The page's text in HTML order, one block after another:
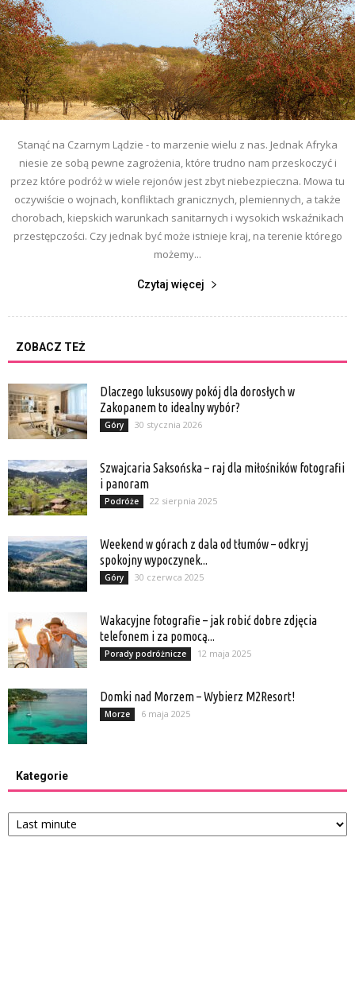
Stanąć na Czarnym Lądzie - to marzenie wielu z nas. Jednak Afryka
niesie ze sobą pewne zagrożenia, które trudno nam przeskoczyć i
przez które podróż w wiele rejonów jest zbyt niebezpieczna. Mowa tu
oczywiście o wojnach, konfliktach granicznych, plemiennych, a także
chorobach, kiepskich warunkach sanitarnych i wysokich wskaźnikach
przestępczości. Czy jednak być może istnieje kraj, na terenie którego
możemy...
Czytaj więcej
ZOBACZ TEŻ
Dlaczego luksusowy pokój dla dorosłych w
Zakopanem to idealny wybór?
Góry 30 stycznia 2026
Szwajcaria Saksońska – raj dla miłośników fotografii
i panoram
Podróże 22 sierpnia 2025
Weekend w górach z dala od tłumów – odkryj
spokojny wypoczynek...
Góry 30 czerwca 2025
Wakacyjne fotografie – jak robić dobre zdjęcia
telefonem i za pomocą...
Porady podróżnicze 12 maja 2025
Domki nad Morzem – Wybierz M2Resort!
Morze 6 maja 2025
Kategorie
Kategorie